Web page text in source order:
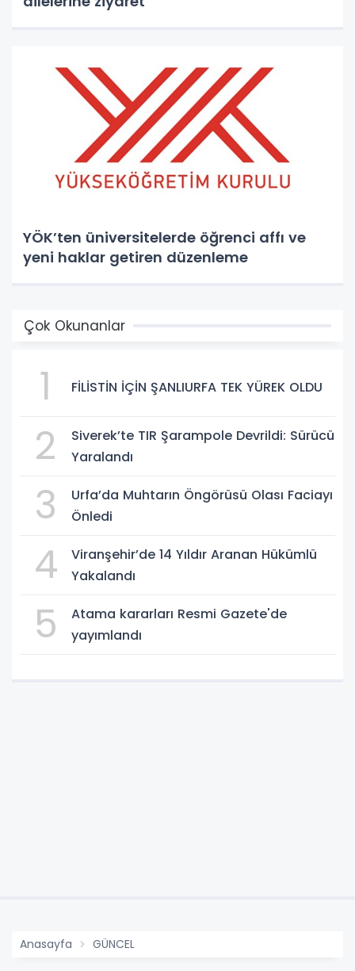
YÖK’ten üniversitelerde öğrenci affı ve
yeni haklar getiren düzenleme
Çok Okunanlar
1 FİLİSTİN İÇİN ŞANLIURFA TEK YÜREK OLDU
2
Siverek’te TIR Şarampole Devrildi: Sürücü
Yaralandı
3
Urfa’da Muhtarın Öngörüsü Olası Faciayı
Önledi
4
Viranşehir’de 14 Yıldır Aranan Hükümlü
Yakalandı
5
Atama kararları Resmi Gazete'de
yayımlandı
Anasayfa GÜNCEL